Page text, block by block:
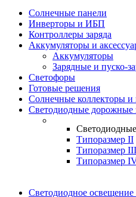
Солнечные панели
Инверторы и ИБП
Контроллеры заряда
Аккумуляторы и
Аккумуляторы
Зарядные и пуско-
Светофоры
Готовые решения
Солнечные коллекторы
Светодиодные дорожные
Типоразмер II
Типоразмер III
Типоразмер
Светодиодное